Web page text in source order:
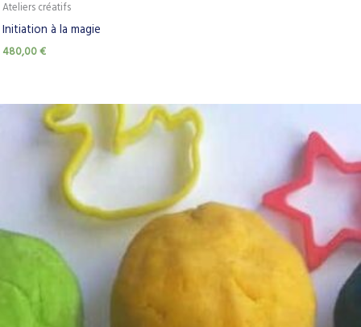
Ateliers créatifs
Initiation à la magie
480,00€